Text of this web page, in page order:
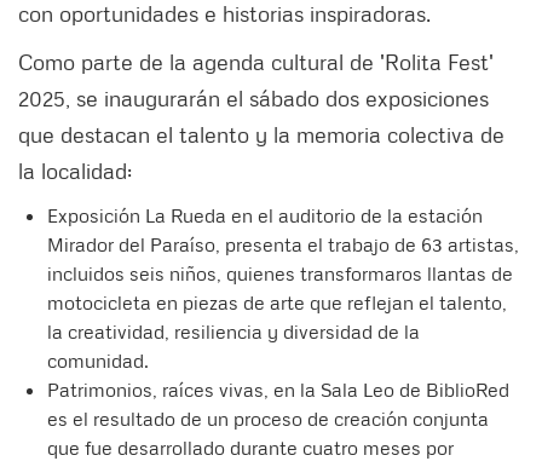
con oportunidades e historias inspiradoras.
Como parte de la agenda cultural de 'Rolita Fest'
2025, se inaugurarán el sábado dos exposiciones
que destacan el talento y la memoria colectiva de
la localidad:
Exposición La Rueda en el auditorio de la estación
Mirador del Paraíso, presenta el trabajo de 63 artistas,
incluidos seis niños, quienes transformaros llantas de
motocicleta en piezas de arte que reflejan el talento,
la creatividad, resiliencia y diversidad de la
comunidad.
Patrimonios, raíces vivas, en la Sala Leo de BiblioRed
es el resultado de un proceso de creación conjunta
que fue desarrollado durante cuatro meses por